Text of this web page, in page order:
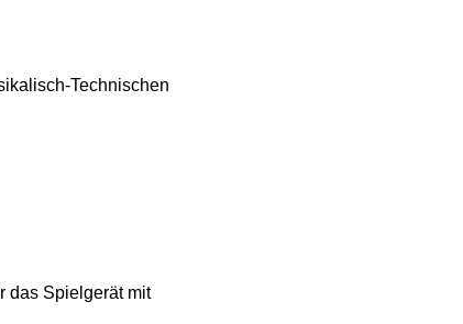
Technischen
das Spielgerät mit